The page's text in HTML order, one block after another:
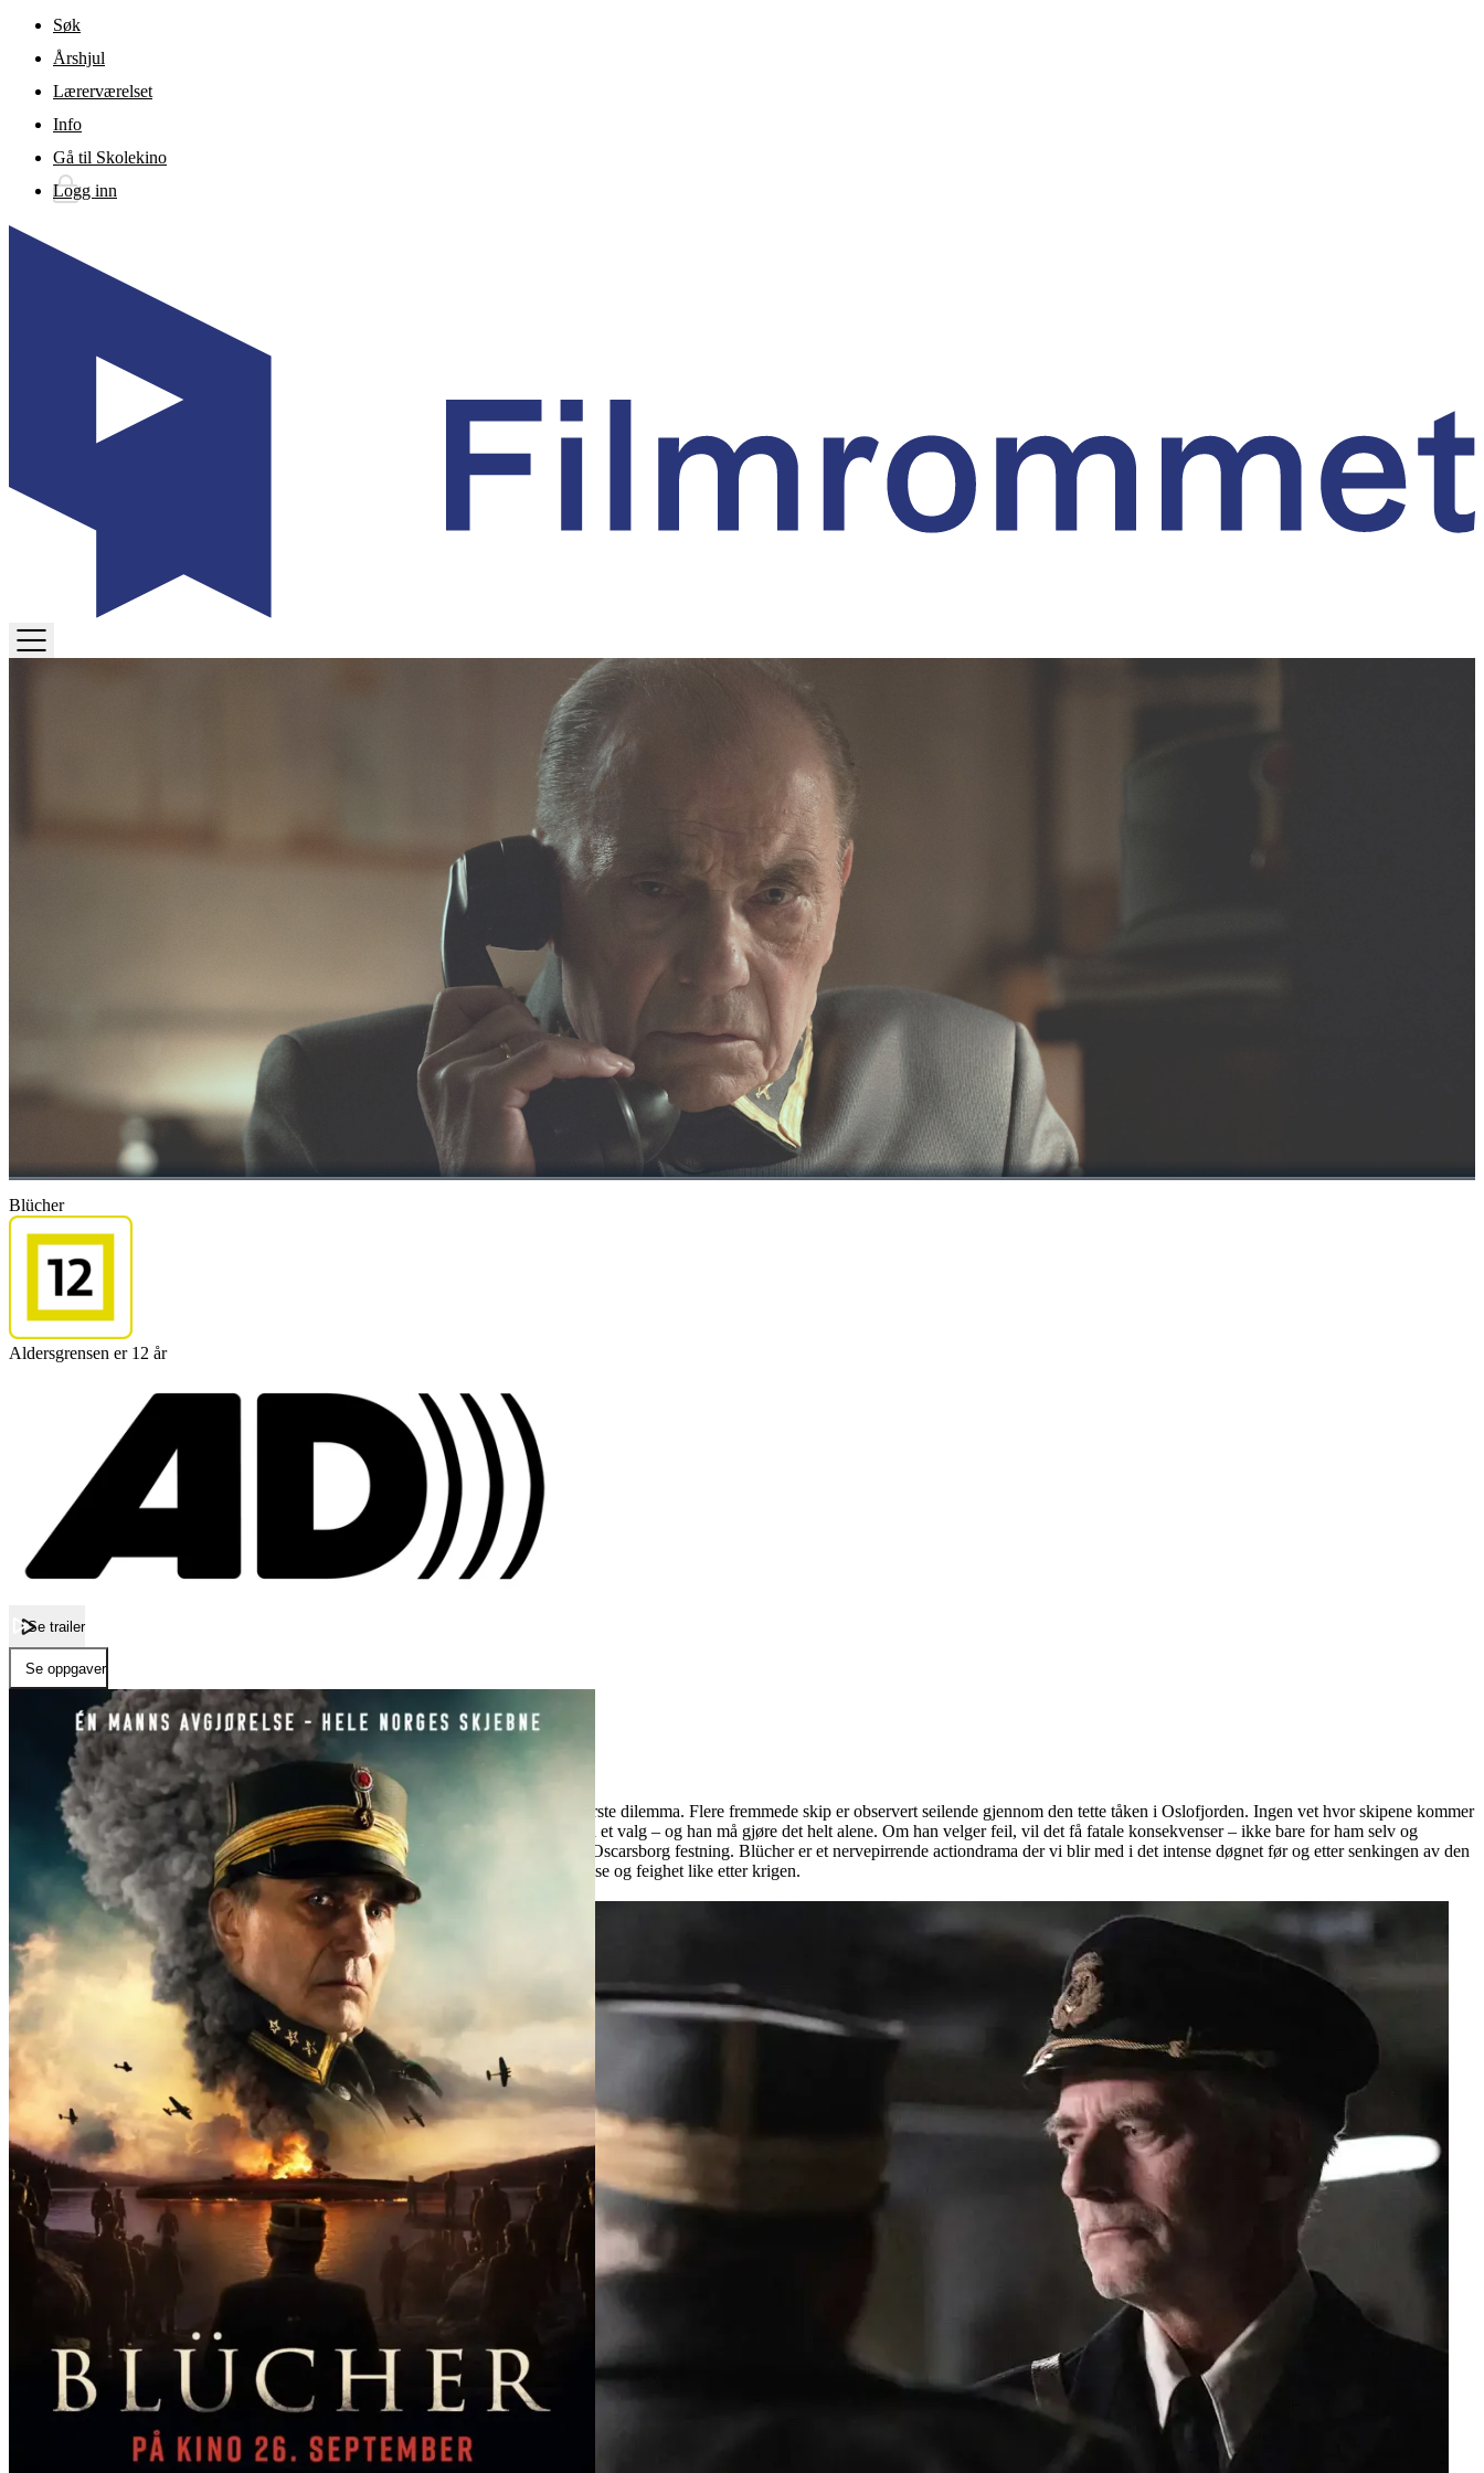
Gå til hovedinnhold
Søk
Årshjul
Lærerværelset
Info
Gå til Skolekino
Logg inn
Blücher
Aldersgrensen er 12 år
Se trailer
Se oppgaver
Blücher
Natt til 9. april 1940 står oberst Birger Eriksen (Bjørn Sundquist) overfor sitt livs største dilemma. Flere fremmede skip er observert seilende gjennom den tette tåken i Oslofjorden. Ingen vet hvor skipene kommer
fra, eller hva de skal. Skal han angripe eller ikke? Oberst Eriksen blir nødt til å foreta et valg – og han må gjøre det helt alene. Om han velger feil, vil det få fatale konsekvenser – ikke bare for ham selv og
soldatene, men også for datteren Borghild, som bor og jobber sammen med ham på Oscarsborg festning. Blücher er et nervepirrende actiondrama der vi blir med i det intense døgnet før og etter senkingen av den
tyske krysseren. Samtidig følger filmen Eriksens kamp mot anklager om inkompetanse og feighet like etter krigen.
09.04.2026